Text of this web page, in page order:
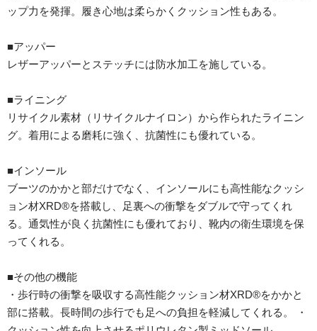
ップ力を発揮。履き心地は柔らかくクッション性もある。
■アッパー
レザーアッパーとステッチには防水加工を施している。
■ライニング
リサイクル素材（リサイクルナイロン）から作られたライニン
グ。着用による磨耗に強く、抗菌性にも優れている。
■インソール
ブーツのかかと部だけでなく、インソールにも高性能なクッシ
ョン材XRD®を搭載し、足裏への衝撃をダブルで守ってくれ
る。通気性が良く抗菌性にも優れており、靴内の衛生環境を保
ってくれる。
■その他の機能
・歩行時の衝撃を吸収する高性能クッション材XRD®をかかと
部に搭載。長時間の歩行でも足への負担を軽減してくれる。 ・